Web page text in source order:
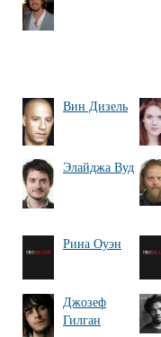
Вин Дизель
Элайджа Вуд
Рина Оуэн
Джозеф
Гилган